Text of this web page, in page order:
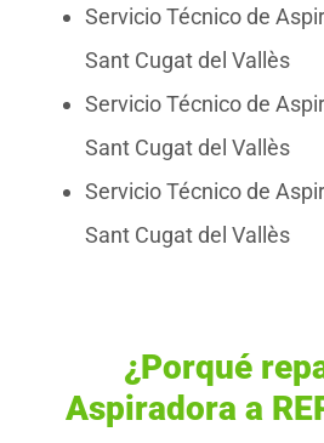
Servicio Técnico de
Sant Cugat del Vallès
Servicio Técnico de
Sant Cugat del Vallès
Servicio Técnico de
Sant Cugat del Vallès
¿Porqué
Aspiradora a